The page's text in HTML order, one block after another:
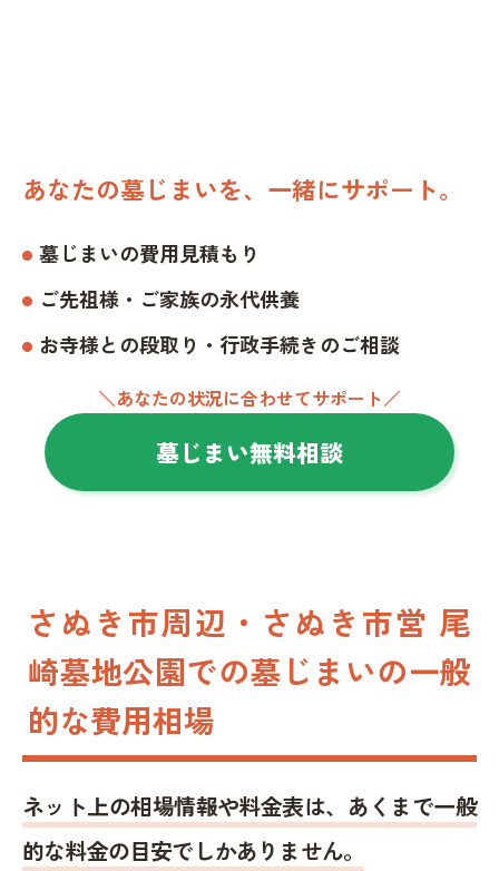
あなたの墓じまいを、一緒にサポート。
墓じまいの費用見積もり
ご先祖様・ご家族の永代供養
お寺様との段取り・行政手続きのご相談
＼あなたの状況に合わせてサポート／
墓じまい無料相談
さぬき市周辺・さぬき市営 尾
崎墓地公園での墓じまいの一般
的な費用相場
ネット上の相場情報や料金表は、あくまで一般
的な料金の目安でしかありません。